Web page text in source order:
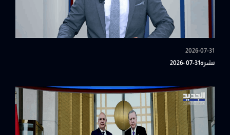
2026-07-31
نشرة31-07 -2026